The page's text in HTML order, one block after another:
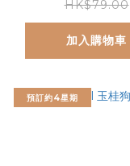
HK$79.00
加入購物車
預訂約4星期